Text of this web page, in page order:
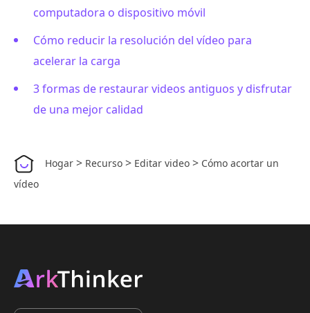
computadora o dispositivo móvil
Cómo reducir la resolución del vídeo para
acelerar la carga
3 formas de restaurar videos antiguos y disfrutar
de una mejor calidad
Hogar > Recurso > Editar video > Cómo acortar un
vídeo